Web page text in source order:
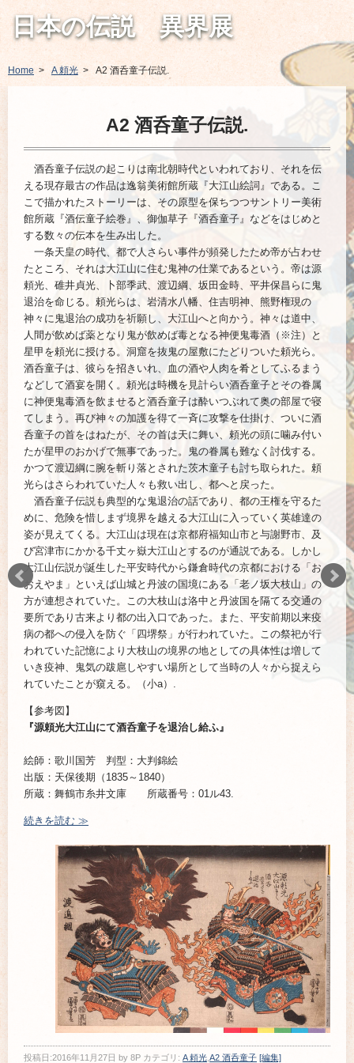
日本の伝説 異界展
Home A 頼光 A2 酒呑童子伝説.
A2 酒呑童子伝説.
酒呑童子伝説の起こりは南北朝時代といわれており、それを伝
える現存最古の作品は逸翁美術館所蔵『大江山絵詞』である。こ
こで描かれたストーリーは、その原型を保ちつつサントリー美術
館所蔵『酒伝童子絵巻』、御伽草子『酒呑童子』などをはじめと
する数々の伝本を生み出した。
一条天皇の時代、都で人さらい事件が頻発したため帝が占わせ
たところ、それは大江山に住む鬼神の仕業であるという。帝は源
頼光、碓井貞光、卜部季武、渡辺綱、坂田金時、平井保昌らに鬼
退治を命じる。頼光らは、岩清水八幡、住吉明神、熊野権現の
神々に鬼退治の成功を祈願し、大江山へと向かう。神々は道中、
人間が飲めば薬となり鬼が飲めば毒となる神便鬼毒酒（※注）と
星甲を頼光に授ける。洞窟を抜鬼の屋敷にたどりついた頼光ら。
酒呑童子は、彼らを招きいれ、血の酒や人肉を肴としてふるまう
などして酒宴を開く。頼光は時機を見計らい酒呑童子とその眷属
に神便鬼毒酒を飲ませると酒呑童子は酔いつぶれて奥の部屋で寝
てしまう。再び神々の加護を得て一斉に攻撃を仕掛け、ついに酒
呑童子の首をはねたが、その首は天に舞い、頼光の頭に噛み付い
たが星甲のおかげで無事であった。鬼の眷属も難なく討伐する。
かつて渡辺綱に腕を斬り落とされた茨木童子も討ち取られた。頼
光らはさらわれていた人々も救い出し、都へと戻った。
酒呑童子伝説も典型的な鬼退治の話であり、都の王権を守るた
めに、危険を惜しまず境界を越える大江山に入っていく英雄達の
姿が見えてくる。大江山は現在は京都府福知山市と与謝野市、及
び宮津市にかかる千丈ヶ嶽大江山とするのが通説である。しかし
大江山伝説が誕生した平安時代から鎌倉時代の京都における「お
おえやま」といえば山城と丹波の国境にある「老ノ坂大枝山」の
方が連想されていた。この大枝山は洛中と丹波国を隔てる交通の
要所であり古来より都の出入口であった。また、平安前期以来疫
病の都への侵入を防ぐ「四堺祭」が行われていた。この祭祀が行
われていた記憶により大枝山の境界の地としての具体性は増して
いき疫神、鬼気の跋扈しやすい場所として当時の人々から捉えら
れていたことが窺える。（小a）.
【参考図】
『源頼光大江山にて酒呑童子を退治し給ふ』
絵師：歌川国芳 判型：大判錦絵
出版：天保後期（1835～1840）
所蔵：舞鶴市糸井文庫 所蔵番号：01ル43.
続きを読む ≫
投稿日:2016年11月27日 by 8P カテゴリ: A 頼光 A2 酒呑童子 [編集]